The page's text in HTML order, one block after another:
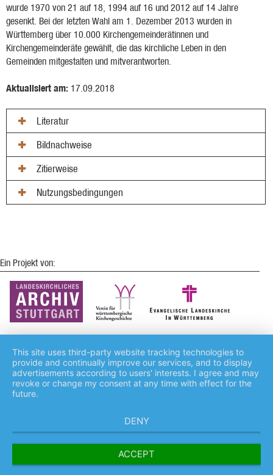
wurde 1970 von 21 auf 18, 1994 auf 16 und 2012 auf 14 Jahre
gesenkt. Bei der letzten Wahl am 1. Dezember 2013 wurden in
Württemberg über 10.000 Kirchengemeinderätinnen und
Kirchengemeinderäte gewählt, die das kirchliche Leben in den
Gemeinden mitgestalten und mitverantworten.
Aktualisiert am: 17.09.2018
Literatur
Bildnachweise
Zitierweise
Nutzungsbedingungen
Ein Projekt von:
Impressum Kontakt Datenschutz
This site uses third-party website tracking technologies to
provide and continually improve our services, and to display
advertisements according to users' interests. I agree and may
revoke or change my consent at any time with effect for the
future.
DENY
ACCEPT